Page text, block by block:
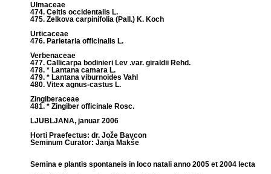
Ulmaceae
474. Celtis occidentalis L.
475. Zelkova carpinifolia (Pall.) K. Koch
Urticaceae
476. Parietaria officinalis L.
Verbenaceae
477. Callicarpa bodinieri Lev .var. giraldii Rehd.
478. * Lantana camara L.
479. * Lantana viburnoides Vahl
480. Vitex agnus-castus L.
Zingiberaceae
481. * Zingiber officinale Rosc.
LJUBLJANA, januar 2006
Horti Praefectus: dr. Jože Bavcon
Seminum Curator: Janja Makše
Semina e plantis spontaneis in loco natali anno 2005 et 2004 lecta